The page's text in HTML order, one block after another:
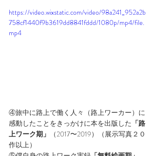
https://video.wixstatic.com/video/98a241_952a2b
758cf1440f9b3619dd8841fddd/1080p/mp4/file.
mp4
④旅中に路上で働く人々（路上ワーカー）に
感動したことをきっかけに本を出版した 「路
上ワーク期」
（2017〜2019）（展示写真２０
作以上）